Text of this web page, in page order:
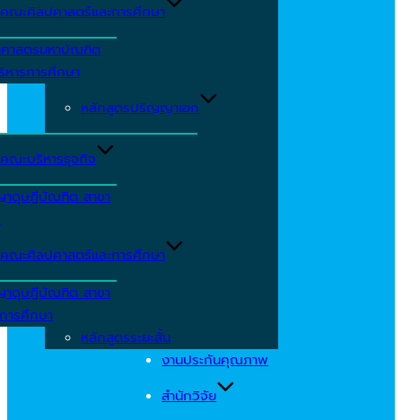
คณะศิลปศาสตร์และการศึกษา
าสตรมหาบัณฑิต
หารการศึกษา
หลักสูตรปริญญาเอก
คณะบริหารธุจกิจ
ดุษฎีบัณฑิต สาขา
คณะศิลปศาสตร์และการศึกษา
ดุษฎีบัณฑิต สาขา
ารศึกษา
หลักสูตรระยะสั้น
งานประกันคุณภาพ
สำนักวิจัย